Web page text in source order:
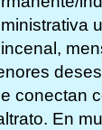
conectan
En